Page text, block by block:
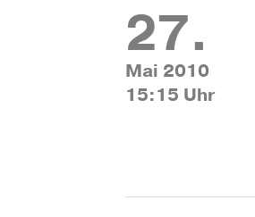
27.
Mai 2010
15:15 Uhr